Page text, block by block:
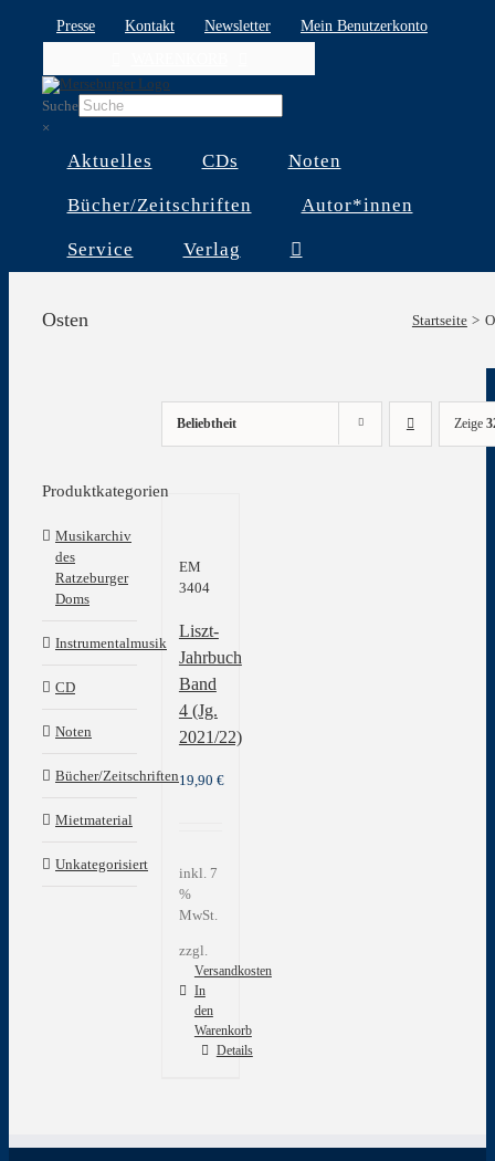
Presse Kontakt Newsletter
Mein Benutzerkonto
Suche
×
Aktuelles CDs Noten
Bücher/Zeitschriften Autor*innen
Service Verlag
Osten Startseite
Beliebtheit Zeige
EM
3404
Liszt-
Jahrbuch
Band
4 (Jg.
2021/22)
19,90 €
inkl. 7
%
MwSt.
zzgl.
Versandkosten
In
den
Warenkorb
Details
Produktkategorien
Musikarchiv
des
Ratzeburger
Doms
Instrumentalmusik
CD
Noten
Bücher/Zeitschriften
Mietmaterial
Unkategorisiert